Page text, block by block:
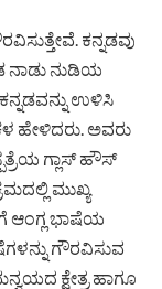
ಕನ್ನಡವು
ನಾಡು ನುಡಿಯ
ಉಳಿಸಿ
ಹೇಳಿದರು. ಅವರು
ಗ್ಲಾಸ್ ಹೌಸ್
ಮುಖ್ಯ
ಆಂಗ್ಲ ಭಾಷೆಯ
ಗೌರವಿಸುವ
ಕ್ಷೇತ್ರ ಹಾಗೂ